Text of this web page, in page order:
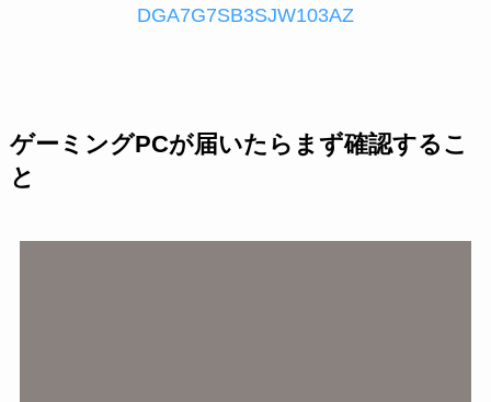
DGA7G7SB3SJW103AZ
ゲーミングPCが届いたらまず確認するこ
と